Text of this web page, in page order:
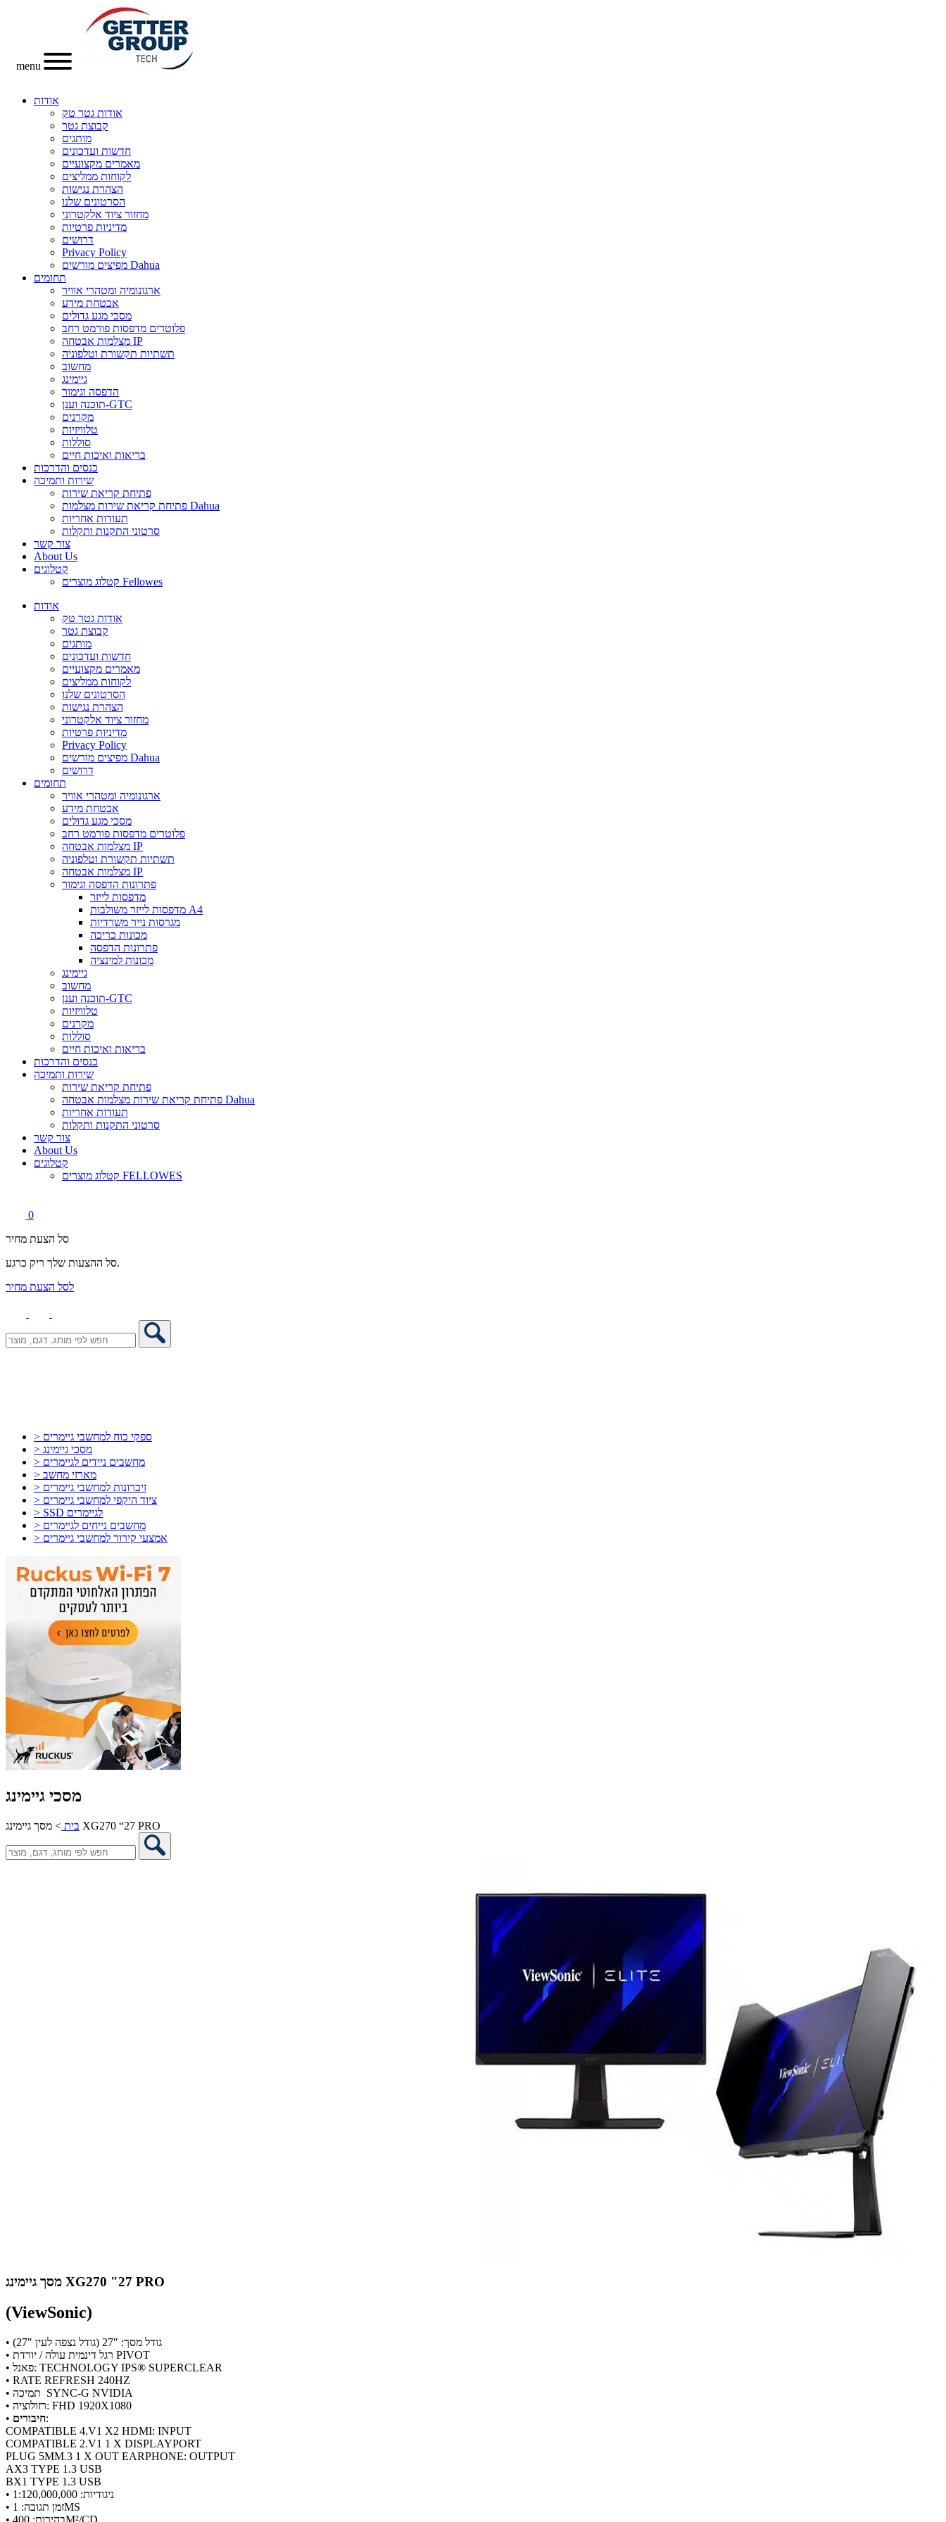
menu
אודות
אודות גטר טק
קבוצת גטר
מותגים
חדשות ועדכונים
מאמרים מקצועיים
לקוחות ממליצים
הצהרת נגישות
הסרטונים שלנו
מחזור ציוד אלקטרוני
מדיניות פרטיות
דרושים
Privacy Policy
מפיצים מורשים Dahua
תחומים
ארגונומיה ומטהרי אוויר
אבטחת מידע
מסכי מגע גדולים
פלוטרים מדפסות פורמט רחב
מצלמות אבטחה IP
תשתיות תקשורת וטלפוניה
מחשוב
גיימינג
הדפסה וגימור
תוכנה וענן-GTC
מקרנים
טלוויזיות
סוללות
בריאות ואיכות חיים
כנסים והדרכות
שירות ותמיכה
פתיחת קריאת שירות
פתיחת קריאת שירות מצלמות Dahua
תעודות אחריות
סרטוני התקנות ותקלות
צור קשר
About Us
קטלוגים
קטלוג מוצרים Fellowes
אודות
אודות גטר טק
קבוצת גטר
מותגים
חדשות ועדכונים
מאמרים מקצועיים
לקוחות ממליצים
הסרטונים שלנו
הצהרת נגישות
מחזור ציוד אלקטרוני
מדיניות פרטיות
Privacy Policy
מפיצים מורשים Dahua
דרושים
תחומים
ארגונומיה ומטהרי אוויר
אבטחת מידע
מסכי מגע גדולים
פלוטרים מדפסות פורמט רחב
מצלמות אבטחה IP
תשתיות תקשורת וטלפוניה
מצלמות אבטחה IP
פתרונות הדפסה וגימור
מדפסות לייזר
מדפסות לייזר משולבות A4
מגרסות נייר משרדיות
מכונות כריכה
פתרונות הדפסה
מכונות למינציה
גיימינג
מחשוב
תוכנה וענן-GTC
טלוויזיות
מקרנים
סוללות
בריאות ואיכות חיים
כנסים והדרכות
שירות ותמיכה
פתיחת קריאת שירות
פתיחת קריאת שירות מצלמות אבטחה Dahua
תעודות אחריות
סרטוני התקנות ותקלות
צור קשר
About Us
קטלוגים
קטלוג מוצרים FELLOWES
0
סל הצעת מחיר
סל ההצעות שלך ריק כרגע.
לסל הצעת מחיר
> ספקי כוח למחשבי גיימרים
> מסכי גיימינג
> מחשבים ניידים לגיימרים
> מארזי מחשב
> זיכרונות למחשבי גיימרים
> ציוד היקפי למחשבי גיימרים
> SSD לגיימרים
> מחשבים נייחים לגיימרים
> אמצעי קירור למחשבי גיימרים
מסכי גיימינג
בית > מסך גיימינג XG270 “27 PRO
מסך גיימינג XG270 "27 PRO
(ViewSonic)
• גודל מסך: 27″ (גודל נצפה לעין 27″)
• רגל דינמית עולה / יורדת PIVOT
• פאנל: TECHNOLOGY IPS® SUPERCLEAR
• RATE REFRESH 240HZ
• תמיכה SYNC-G NVIDIA
• רזולוציה: FHD 1920X1080
• חיבורים:
COMPATIBLE 4.V1 X2 HDMI: INPUT
COMPATIBLE 2.V1 1 X DISPLAYPORT
PLUG 5MM.3 1 X OUT EARPHONE: OUTPUT
AX3 TYPE 1.3 USB
BX1 TYPE 1.3 USB
• ניגודיות: 1:120,000,000
• זמן תגובה: 1MS